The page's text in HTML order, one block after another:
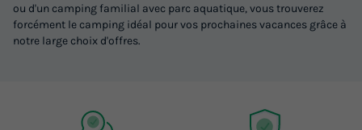
ou d'un camping familial avec parc aquatique, vous trouverez
forcément le camping idéal pour vos prochaines vacances grâce à
notre large choix d'offres.